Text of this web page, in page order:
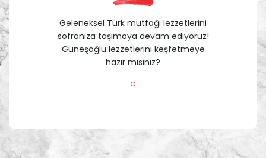
Geleneksel Türk mutfağı lezzetlerini
sofranıza taşımaya devam ediyoruz!
Güneşoğlu lezzetlerini keşfetmeye
hazır mısınız?